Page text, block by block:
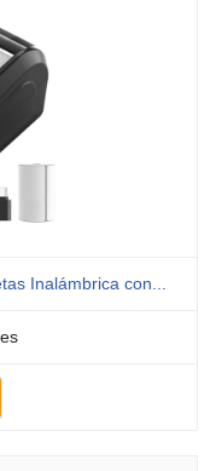
Inalámbrica con...